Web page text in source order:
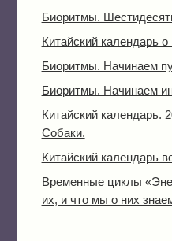
Биоритмы.
Китайский календарь о
Биоритмы. Начинаем
Биоритмы. Начинаем
Китайский календарь.
Собаки.
Китайский календарь
Временные циклы
их, и что мы о них